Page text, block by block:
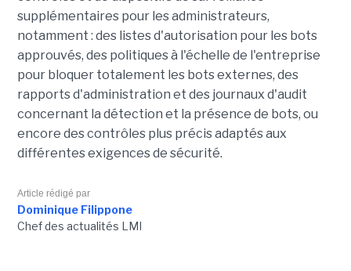
supplémentaires pour les administrateurs,
notamment : des listes d'autorisation pour les bots
approuvés, des politiques à l'échelle de l'entreprise
pour bloquer totalement les bots externes, des
rapports d'administration et des journaux d'audit
concernant la détection et la présence de bots, ou
encore des contrôles plus précis adaptés aux
différentes exigences de sécurité.
Article rédigé par
Dominique Filippone
Chef des actualités LMI